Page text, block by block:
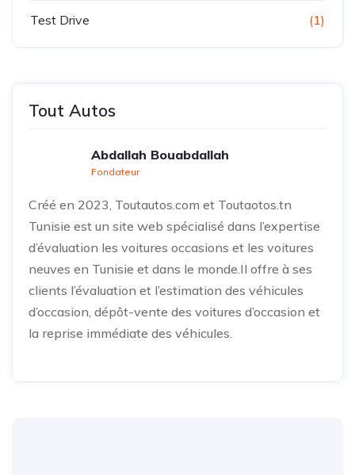
Test Drive (1)
Tout Autos
Abdallah Bouabdallah
Fondateur
Créé en 2023, Toutautos.com et Toutaotos.tn
Tunisie est un site web spécialisé dans l’expertise
d’évaluation les voitures occasions et les voitures
neuves en Tunisie et dans le monde.Il offre à ses
clients l’évaluation et l’estimation des véhicules
d’occasion, dépôt-vente des voitures d’occasion et
la reprise immédiate des véhicules.